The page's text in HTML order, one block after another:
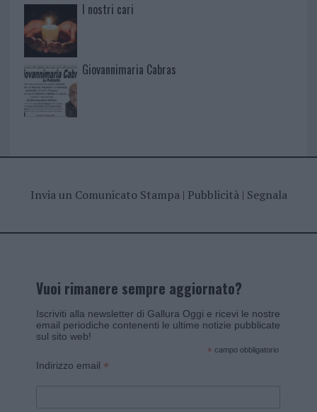
I nostri cari
Giovannimaria Cabras
Invia un Comunicato Stampa| Pubblicità| Segnala
Vuoi rimanere sempre aggiornato?
Iscriviti alla newsletter di Gallura Oggi e ricevi le nostre
email periodiche contenenti le ultime notizie pubblicate
sul sito web!
* campo obbligatorio
Indirizzo email *